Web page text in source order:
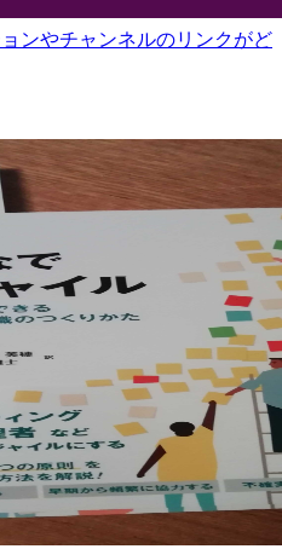
ンやチャンネルのリンクがど